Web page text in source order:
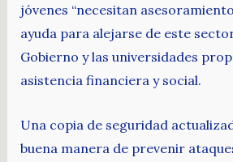
jóvenes “necesitan
ayuda para alejarse de este
Gobierno y las universidades
asistencia financiera y social.
Una copia de seguridad
buena manera de prevenir